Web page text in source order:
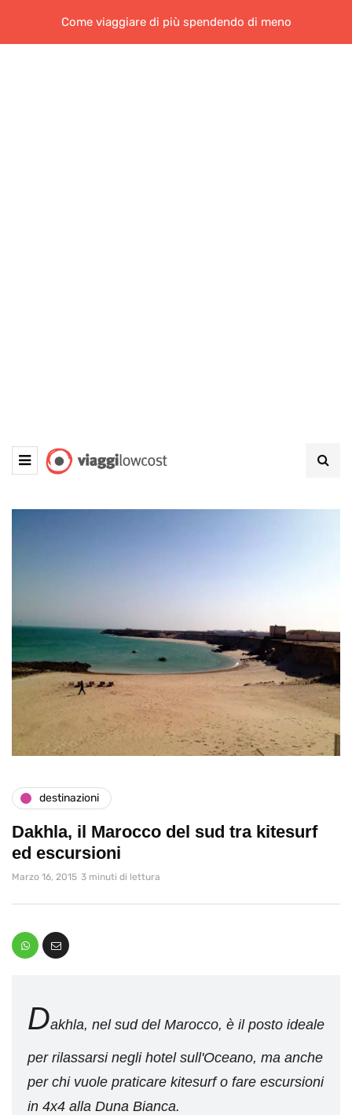
Come viaggiare di più spendendo di meno
destinazioni
Dakhla, il Marocco del sud tra kitesurf
ed escursioni
Marzo 16, 2015 3 minuti di lettura
Dakhla, nel sud del Marocco, è il posto ideale
per rilassarsi negli hotel sull'Oceano, ma anche
per chi vuole praticare kitesurf o fare escursioni
in 4x4 alla Duna Bianca.